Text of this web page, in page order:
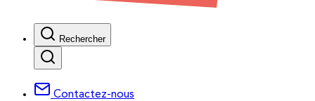
Rechercher
Contactez-nous